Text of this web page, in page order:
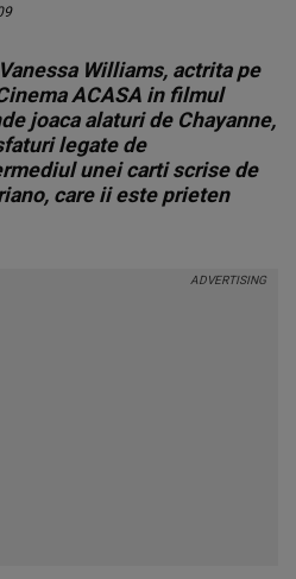
Williams, actrita pe
ACASA in filmul
joaca alaturi de Chayanne,
legate de
unei carti scrise de
care ii este prieten